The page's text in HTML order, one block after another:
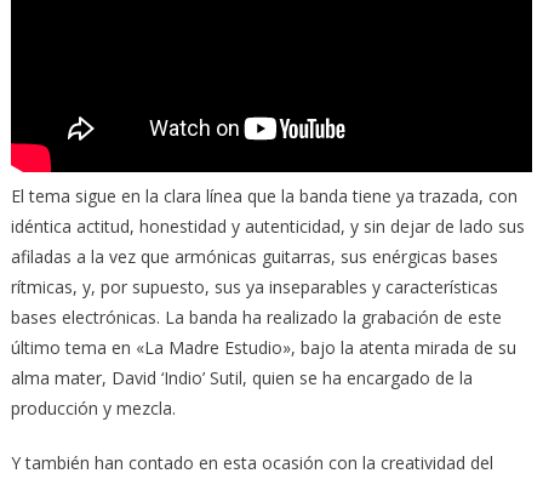
El tema sigue en la clara línea que la banda tiene ya trazada, con
idéntica actitud, honestidad y autenticidad, y sin dejar de lado sus
afiladas a la vez que armónicas guitarras, sus enérgicas bases
rítmicas, y, por supuesto, sus ya inseparables y características
bases electrónicas. La banda ha realizado la grabación de este
último tema en «La Madre Estudio», bajo la atenta mirada de su
alma mater, David ‘Indio’ Sutil, quien se ha encargado de la
producción y mezcla.
Y también han contado en esta ocasión con la creatividad del